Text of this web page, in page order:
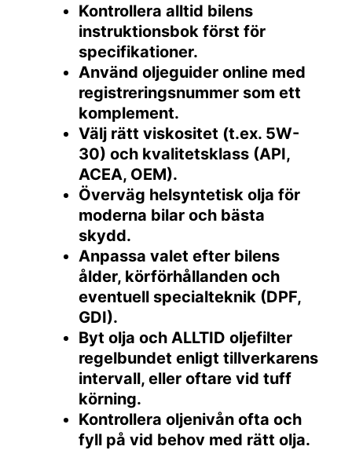
Kontrollera alltid bilens
instruktionsbok först för
specifikationer.
Använd oljeguider online med
registreringsnummer som ett
komplement.
Välj rätt viskositet (t.ex. 5W-
30) och kvalitetsklass (API,
ACEA, OEM).
Överväg helsyntetisk olja för
moderna bilar och bästa
skydd.
Anpassa valet efter bilens
ålder, körförhållanden och
eventuell specialteknik (DPF,
GDI).
Byt olja och ALLTID oljefilter
regelbundet enligt tillverkarens
intervall, eller oftare vid tuff
körning.
Kontrollera oljenivån ofta och
fyll på vid behov med rätt olja.